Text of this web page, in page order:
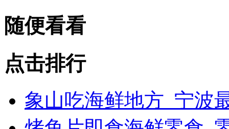
随便看看
点击排行
象山吃海鲜地方_宁波